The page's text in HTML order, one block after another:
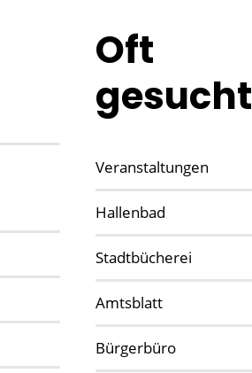
Oft
gesucht
Veranstaltungen
Hallenbad
Stadtbücherei
Amtsblatt
Bürgerbüro